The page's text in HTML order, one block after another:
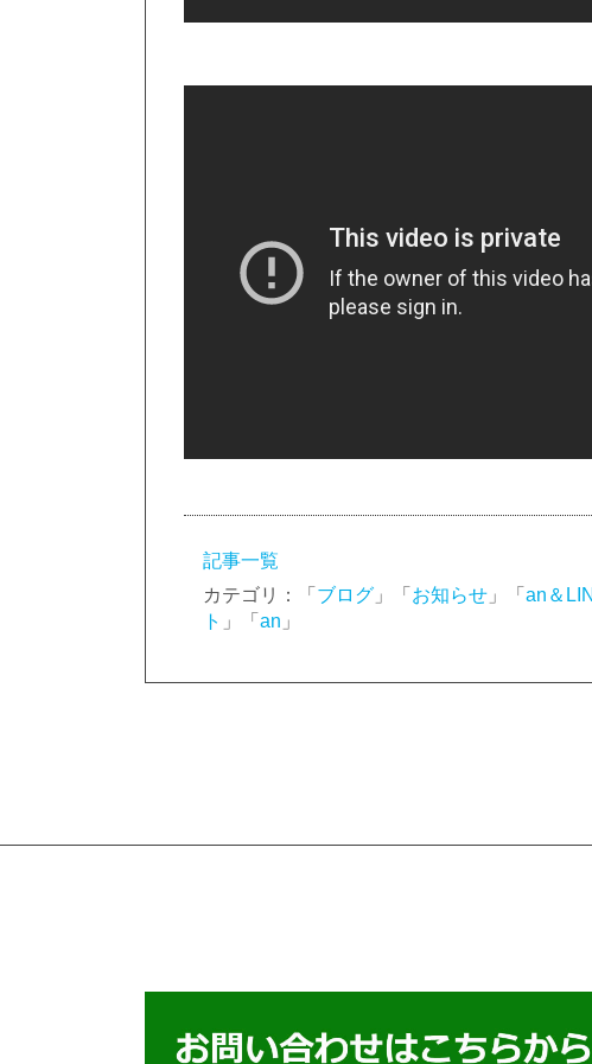
記事一覧
カテゴリ：「 ブログ 」「 お知らせ 」「an＆
ト 」「an 」